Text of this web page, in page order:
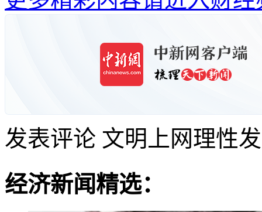
发表评论 文明上网理性
经济新闻精选：